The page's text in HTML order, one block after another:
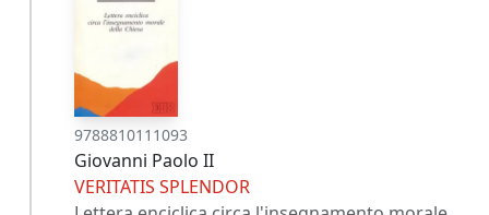
9788810111093
Giovanni Paolo II
VERITATIS SPLENDOR